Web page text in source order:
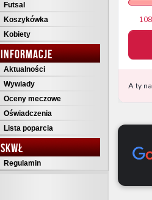
Futsal
Koszykówka
Kobiety
INFORMACJE
Aktualności
Wywiady
Oceny meczowe
Oświadczenia
Lista poparcia
SKWŁ
Regulamin